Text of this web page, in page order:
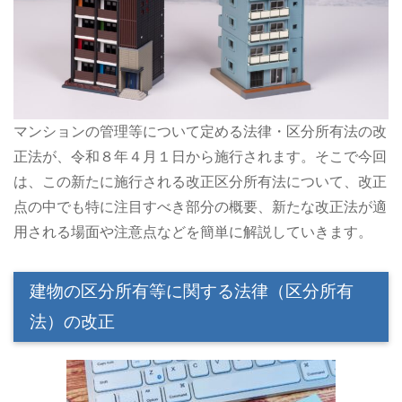
マンションの管理等について定める法律・区分所有法の改
正法が、令和８年４月１日から施行されます。そこで今回
は、この新たに施行される改正区分所有法について、改正
点の中でも特に注目すべき部分の概要、新たな改正法が適
用される場面や注意点などを簡単に解説していきます。
建物の区分所有等に関する法律（区分所有
法）の改正